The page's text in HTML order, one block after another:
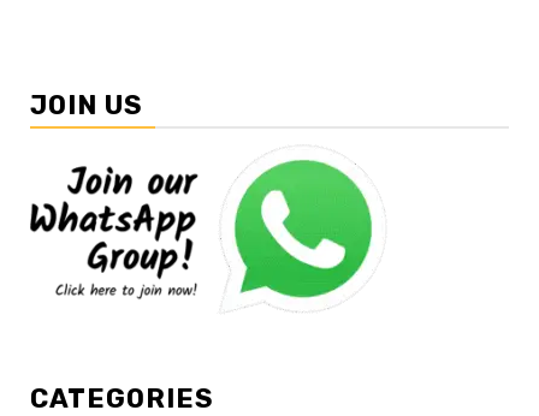
JOIN US
CATEGORIES